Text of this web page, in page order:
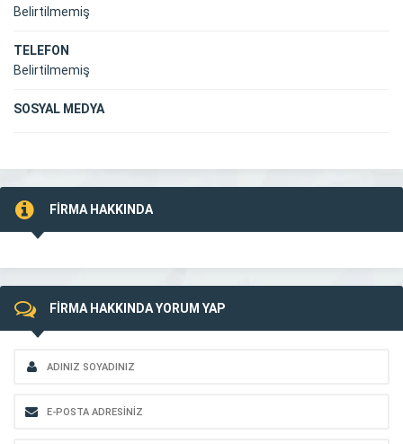
Belirtilmemiş
TELEFON
Belirtilmemiş
SOSYAL MEDYA
FİRMA HAKKINDA
FİRMA HAKKINDA YORUM YAP